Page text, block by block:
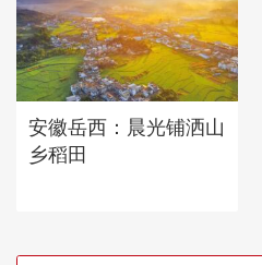
安徽岳西：晨光铺洒山
乡稻田